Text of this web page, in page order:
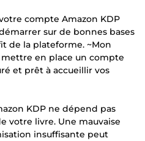
compte Amazon KDP
sur de bonnes bases
de la plateforme. ~Mon
en place un compte
et prêt à accueillir vos
KDP ne dépend pas
votre livre. Une mauvaise
insuffisante peut